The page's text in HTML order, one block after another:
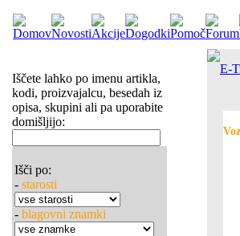
Iščete lahko po imenu artikla,
kodi, proizvajalcu, besedah iz
opisa, skupini ali pa uporabite
domišljijo:
Išči po:
- starosti
- blagovni znamki
E-